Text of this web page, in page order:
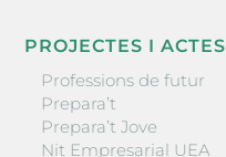
PROJECTES I ACTES
Professions de futur
Prepara’t
Prepara’t Jove
Nit Empresarial UEA